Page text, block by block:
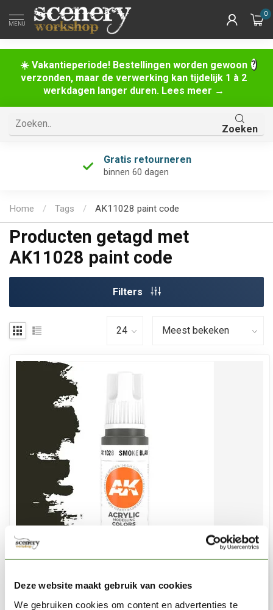
Deze website maakt gebruik van cookies
We gebruiken cookies om content en advertenties te
☀️ Vakantieperiode! Bestellingen worden gewoon
verzonden, maar de verwerking kan tijdelijk 1 à 2
werkdagen langer duren. Lees meer →
MENU
0
Zoeken
Gratis retourneren
binnen 60 dagen
Home / Tags / AK11028 paint code
Producten getagd met
AK11028 paint code
Filters
Smoke Black Acrylic Modelling Colors - 17ml - AK11028